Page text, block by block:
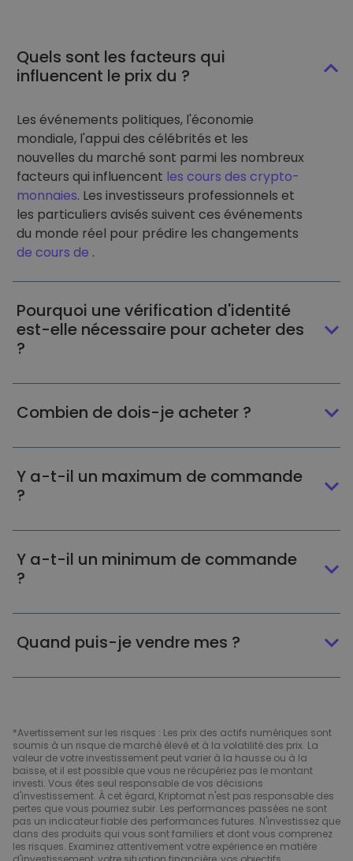
Quels sont les facteurs qui
influencent le prix du ?
Les événements politiques, l'économie
mondiale, l'appui des célébrités et les
nouvelles du marché sont parmi les nombreux
facteurs qui influencent les cours des crypto-
monnaies. Les investisseurs professionnels et
les particuliers avisés suivent ces événements
du monde réel pour prédire les changements
de cours de .
Pourquoi une vérification d'identité
est-elle nécessaire pour acheter des
?
Combien de dois-je acheter ?
Y a-t-il un maximum de commande
?
Y a-t-il un minimum de commande
?
Quand puis-je vendre mes ?
*Avertissement sur les risques : Les prix des actifs numériques sont
soumis à un risque de marché élevé et à la volatilité des prix. La
valeur de votre investissement peut varier à la hausse ou à la
baisse, et il est possible que vous ne récupériez pas le montant
investi. Vous êtes seul responsable de vos décisions
d'investissement. À cet égard, Kriptomat n'est pas responsable des
pertes que vous pourriez subir. Les performances passées ne sont
pas un indicateur fiable des performances futures. N'investissez que
dans des produits qui vous sont familiers et dont vous comprenez
les risques. Examinez attentivement votre expérience en matière